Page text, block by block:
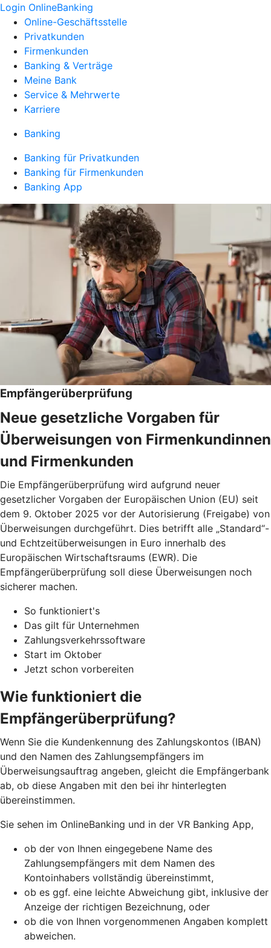
Login OnlineBanking
Online-Geschäftsstelle
Privatkunden
Firmenkunden
Banking & Verträge
Meine Bank
Service & Mehrwerte
Karriere
Banking
Banking für Privatkunden
Banking für Firmenkunden
Banking App
Empfängerüberprüfung
Neue gesetzliche Vorgaben für
Überweisungen von Firmenkundinnen
und Firmenkunden
Die Empfängerüberprüfung wird aufgrund neuer
gesetzlicher Vorgaben der Europäischen Union (EU) seit
dem 9. Oktober 2025 vor der Autorisierung (Freigabe) von
Überweisungen durchgeführt. Dies betrifft alle „Standard“-
und Echtzeitüberweisungen in Euro innerhalb des
Europäischen Wirtschaftsraums (EWR). Die
Empfängerüberprüfung soll diese Überweisungen noch
sicherer machen.
So funktioniert's
Das gilt für Unternehmen
Zahlungsverkehrssoftware
Start im Oktober
Jetzt schon vorbereiten
Wie funktioniert die
Empfängerüberprüfung?
Wenn Sie die Kundenkennung des Zahlungskontos (IBAN)
und den Namen des Zahlungsempfängers im
Überweisungsauftrag angeben, gleicht die Empfängerbank
ab, ob diese Angaben mit den bei ihr hinterlegten
übereinstimmen.
Sie sehen im OnlineBanking und in der VR Banking App,
ob der von Ihnen eingegebene Name des
Zahlungsempfängers mit dem Namen des
Kontoinhabers vollständig übereinstimmt,
ob es ggf. eine leichte Abweichung gibt, inklusive der
Anzeige der richtigen Bezeichnung, oder
ob die von Ihnen vorgenommenen Angaben komplett
abweichen.